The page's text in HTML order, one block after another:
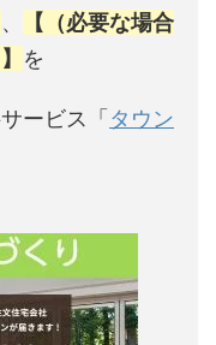
、
【（必要な場合
を
ービス「 タウン